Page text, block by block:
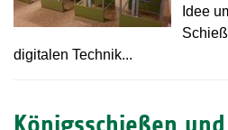
Idee
digitalen Technik...